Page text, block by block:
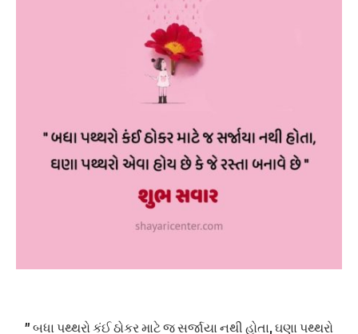
” બધા પથ્થરો કંઈ ઠોકર માટે જ સર્જાયા નથી હોતા, ઘણા પથ્થરો